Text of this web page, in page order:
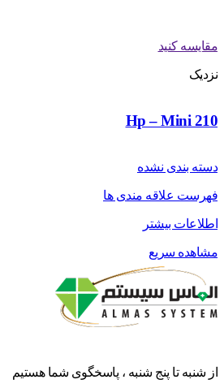
مقایسه کنید
نزدیک
Hp – Mini 210
دسته بندی نشده
فهرست علاقه مندی ها
اطلاعات بیشتر
مشاهده سریع
از شنبه تا پنج شنبه ، پاسخگوی شما هستیم